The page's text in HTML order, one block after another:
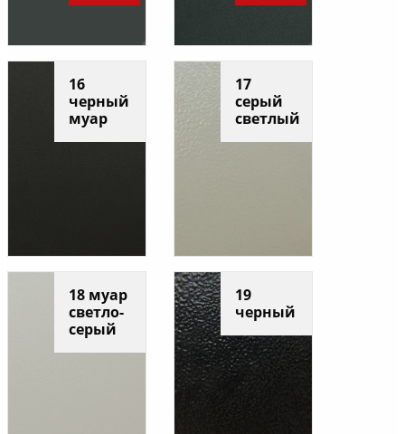
16
черный
муар
17
серый
светлый
18 муар
светло-
серый
19
черный